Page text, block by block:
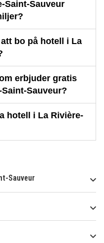
Saint-Sauveur
bo på hotell i La
erbjuder gratis
Sauveur?
hotell i La Rivière-
Sauveur